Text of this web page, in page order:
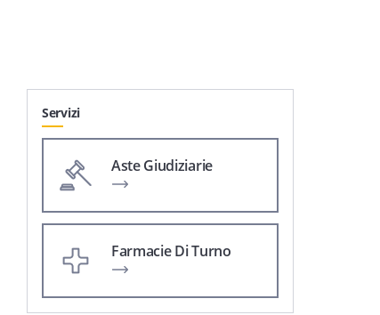
Servizi
Aste Giudiziarie
Farmacie Di Turno